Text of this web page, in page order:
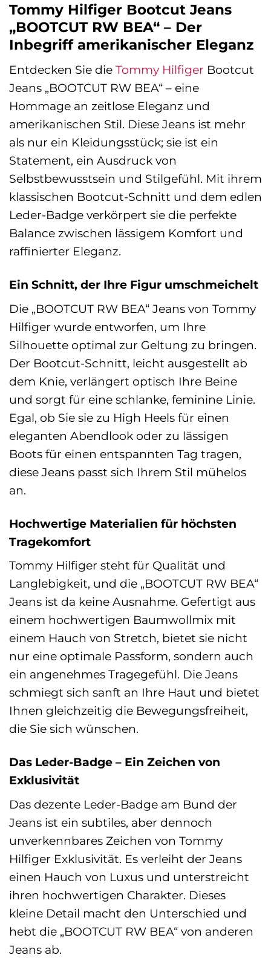
Tommy Hilfiger Bootcut Jeans
„BOOTCUT RW BEA“ – Der
Inbegriff amerikanischer Eleganz
Entdecken Sie die Tommy Hilfiger Bootcut
Jeans „BOOTCUT RW BEA“ – eine
Hommage an zeitlose Eleganz und
amerikanischen Stil. Diese Jeans ist mehr
als nur ein Kleidungsstück; sie ist ein
Statement, ein Ausdruck von
Selbstbewusstsein und Stilgefühl. Mit ihrem
klassischen Bootcut-Schnitt und dem edlen
Leder-Badge verkörpert sie die perfekte
Balance zwischen lässigem Komfort und
raffinierter Eleganz.
Ein Schnitt, der Ihre Figur umschmeichelt
Die „BOOTCUT RW BEA“ Jeans von Tommy
Hilfiger wurde entworfen, um Ihre
Silhouette optimal zur Geltung zu bringen.
Der Bootcut-Schnitt, leicht ausgestellt ab
dem Knie, verlängert optisch Ihre Beine
und sorgt für eine schlanke, feminine Linie.
Egal, ob Sie sie zu High Heels für einen
eleganten Abendlook oder zu lässigen
Boots für einen entspannten Tag tragen,
diese Jeans passt sich Ihrem Stil mühelos
an.
Hochwertige Materialien für höchsten
Tragekomfort
Tommy Hilfiger steht für Qualität und
Langlebigkeit, und die „BOOTCUT RW BEA“
Jeans ist da keine Ausnahme. Gefertigt aus
einem hochwertigen Baumwollmix mit
einem Hauch von Stretch, bietet sie nicht
nur eine optimale Passform, sondern auch
ein angenehmes Tragegefühl. Die Jeans
schmiegt sich sanft an Ihre Haut und bietet
Ihnen gleichzeitig die Bewegungsfreiheit,
die Sie sich wünschen.
Das Leder-Badge – Ein Zeichen von
Exklusivität
Das dezente Leder-Badge am Bund der
Jeans ist ein subtiles, aber dennoch
unverkennbares Zeichen von Tommy
Hilfiger Exklusivität. Es verleiht der Jeans
einen Hauch von Luxus und unterstreicht
ihren hochwertigen Charakter. Dieses
kleine Detail macht den Unterschied und
hebt die „BOOTCUT RW BEA“ von anderen
Jeans ab.